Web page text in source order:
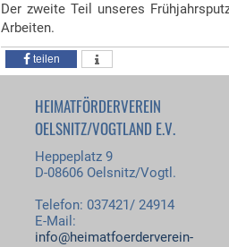
Der zweite Teil unseres
Arbeiten.
teilen
HEIMATFÖRDERVEREIN
OELSNITZ/VOGTLAND E.V.
Heppeplatz 9
D-08606 Oelsnitz/Vogtl.
Telefon: 037421/ 24914
E-Mail:
info@heimatfoerderverein-